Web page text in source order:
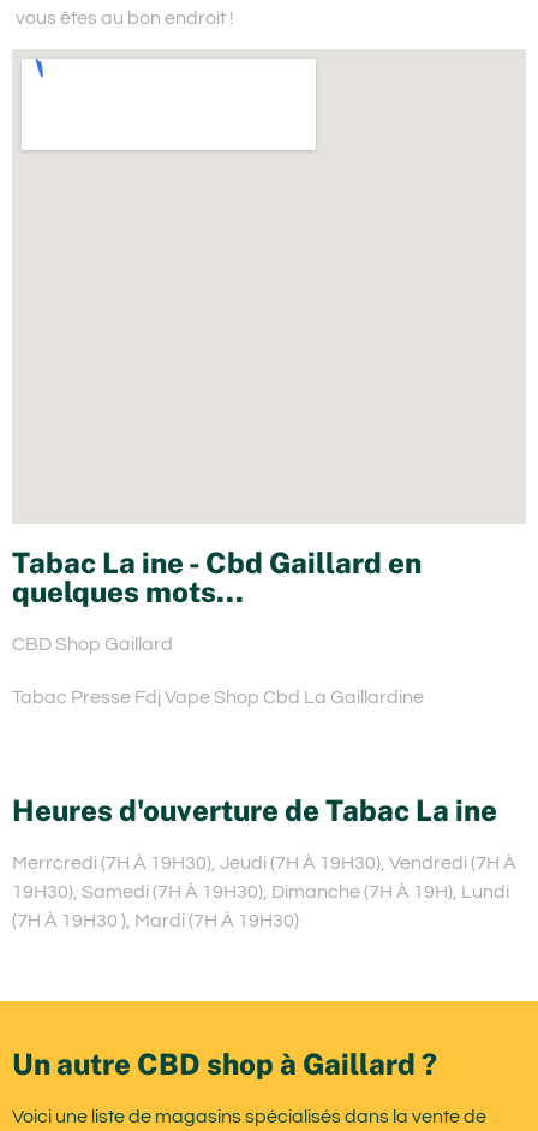
vous êtes au bon endroit !
Tabac La ine - Cbd Gaillard en
quelques mots...
CBD Shop Gaillard
Tabac Presse Fdj Vape Shop Cbd La Gaillardine
Heures d'ouverture de Tabac La ine
Merrcredi (7H À 19H30), Jeudi (7H À 19H30), Vendredi (7H À
19H30), Samedi (7H À 19H30), Dimanche (7H À 19H), Lundi
(7H À 19H30 ), Mardi (7H À 19H30)
Un autre CBD shop à Gaillard ?
Voici une liste de magasins spécialisés dans la vente de